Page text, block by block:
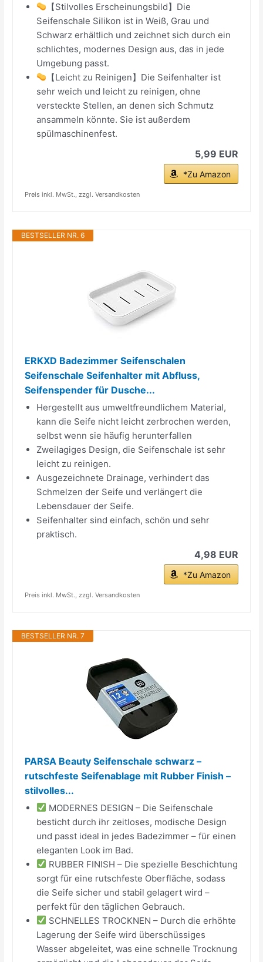
【Stilvolles Erscheinungsbild】Die
Seifenschale Silikon ist in Weiß, Grau und
Schwarz erhältlich und zeichnet sich durch ein
schlichtes, modernes Design aus, das in jede
Umgebung passt.
【Leicht zu Reinigen】Die Seifenhalter ist
sehr weich und leicht zu reinigen, ohne
versteckte Stellen, an denen sich Schmutz
ansammeln könnte. Sie ist außerdem
spülmaschinenfest.
5,99 EUR
*Zu Amazon
Preis inkl. MwSt., zzgl. Versandkosten
BESTSELLER NR. 6
ERKXD Badezimmer Seifenschalen
Seifenschale Seifenhalter mit Abfluss,
Seifenspender für Dusche...
Hergestellt aus umweltfreundlichem Material,
kann die Seife nicht leicht zerbrochen werden,
selbst wenn sie häufig herunterfallen
Zweilagiges Design, die Seifenschale ist sehr
leicht zu reinigen.
Ausgezeichnete Drainage, verhindert das
Schmelzen der Seife und verlängert die
Lebensdauer der Seife.
Seifenhalter sind einfach, schön und sehr
praktisch.
4,98 EUR
*Zu Amazon
Preis inkl. MwSt., zzgl. Versandkosten
BESTSELLER NR. 7
PARSA Beauty Seifenschale schwarz –
rutschfeste Seifenablage mit Rubber Finish –
stilvolles...
MODERNES DESIGN – Die Seifenschale
besticht durch ihr zeitloses, modische Design
und passt ideal in jedes Badezimmer – für einen
eleganten Look im Bad.
RUBBER FINISH – Die spezielle Beschichtung
sorgt für eine rutschfeste Oberfläche, sodass
die Seife sicher und stabil gelagert wird –
perfekt für den täglichen Gebrauch.
SCHNELLES TROCKNEN – Durch die erhöhte
Lagerung der Seife wird überschüssiges
Wasser abgeleitet, was eine schnelle Trocknung